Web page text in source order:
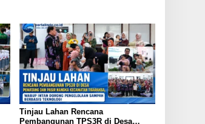
Tinjau Lahan Rencana
Pembangunan TPS3R di Desa